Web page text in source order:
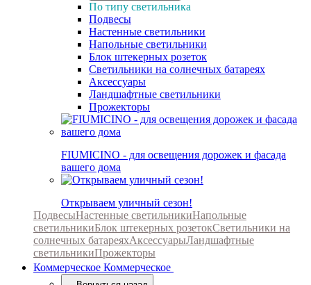
По типу светильника
Подвесы
Настенные светильники
Напольные светильники
Блок штекерных розеток
Светильники на солнечных батареях
Аксессуары
Ландшафтные светильники
Прожекторы
FIUMICINO - для освещения дорожек и фасада
вашего дома
Открываем уличный сезон!
ПодвесыНастенные светильникиНапольные
светильникиБлок штекерных розетокСветильники на
солнечных батареяхАксессуарыЛандшафтные
светильникиПрожекторы
Коммерческое Коммерческое